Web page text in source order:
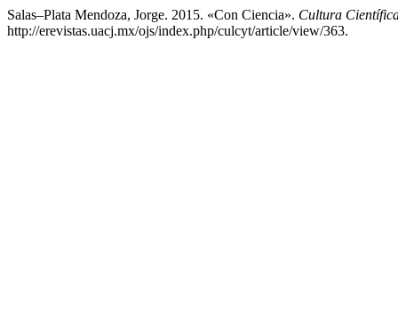
Salas–Plata Mendoza, Jorge. 2015. «Con Ciencia». Cultura
http://erevistas.uacj.mx/ojs/index.php/culcyt/article/view/363.